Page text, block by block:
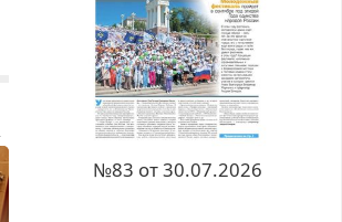
№83 от 30.07.2026